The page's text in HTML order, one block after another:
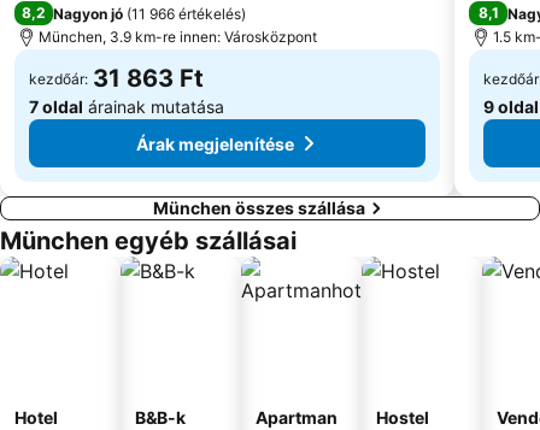
8,2 Nagyon jó (11 966 értékelés)
München, 3.9 km-re innen: Városközpont
kezdőár: 31 863 Ft
7 oldal árainak mutatása
Árak megjelenítése
8,1
1.5
9 oldal
München összes szállása
München egyéb szállásai
Hotel B&B-k
Apartman
Hostel